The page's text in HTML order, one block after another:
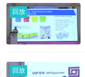
回放
回放